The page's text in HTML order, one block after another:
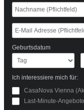
Geburtsdatum
Ich interessiere mich für:
CasaNova Vienna
Last-Minute-